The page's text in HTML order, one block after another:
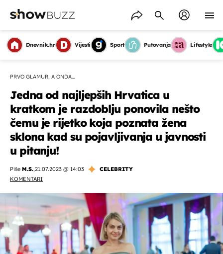
Dnevnik.hr Vijesti Sport Putovanja Lifestyle
PRVO GLAMUR, A ONDA...
Jedna od najljepših Hrvatica u
kratkom je razdoblju ponovila nešto
čemu je rijetko koja poznata žena
sklona kad su pojavljivanja u javnosti
u pitanju!
Piše M.S.,21.07.2023 @ 14:03
CELEBRITY
KOMENTARI
OMOGUĆI OBAVIJESTI